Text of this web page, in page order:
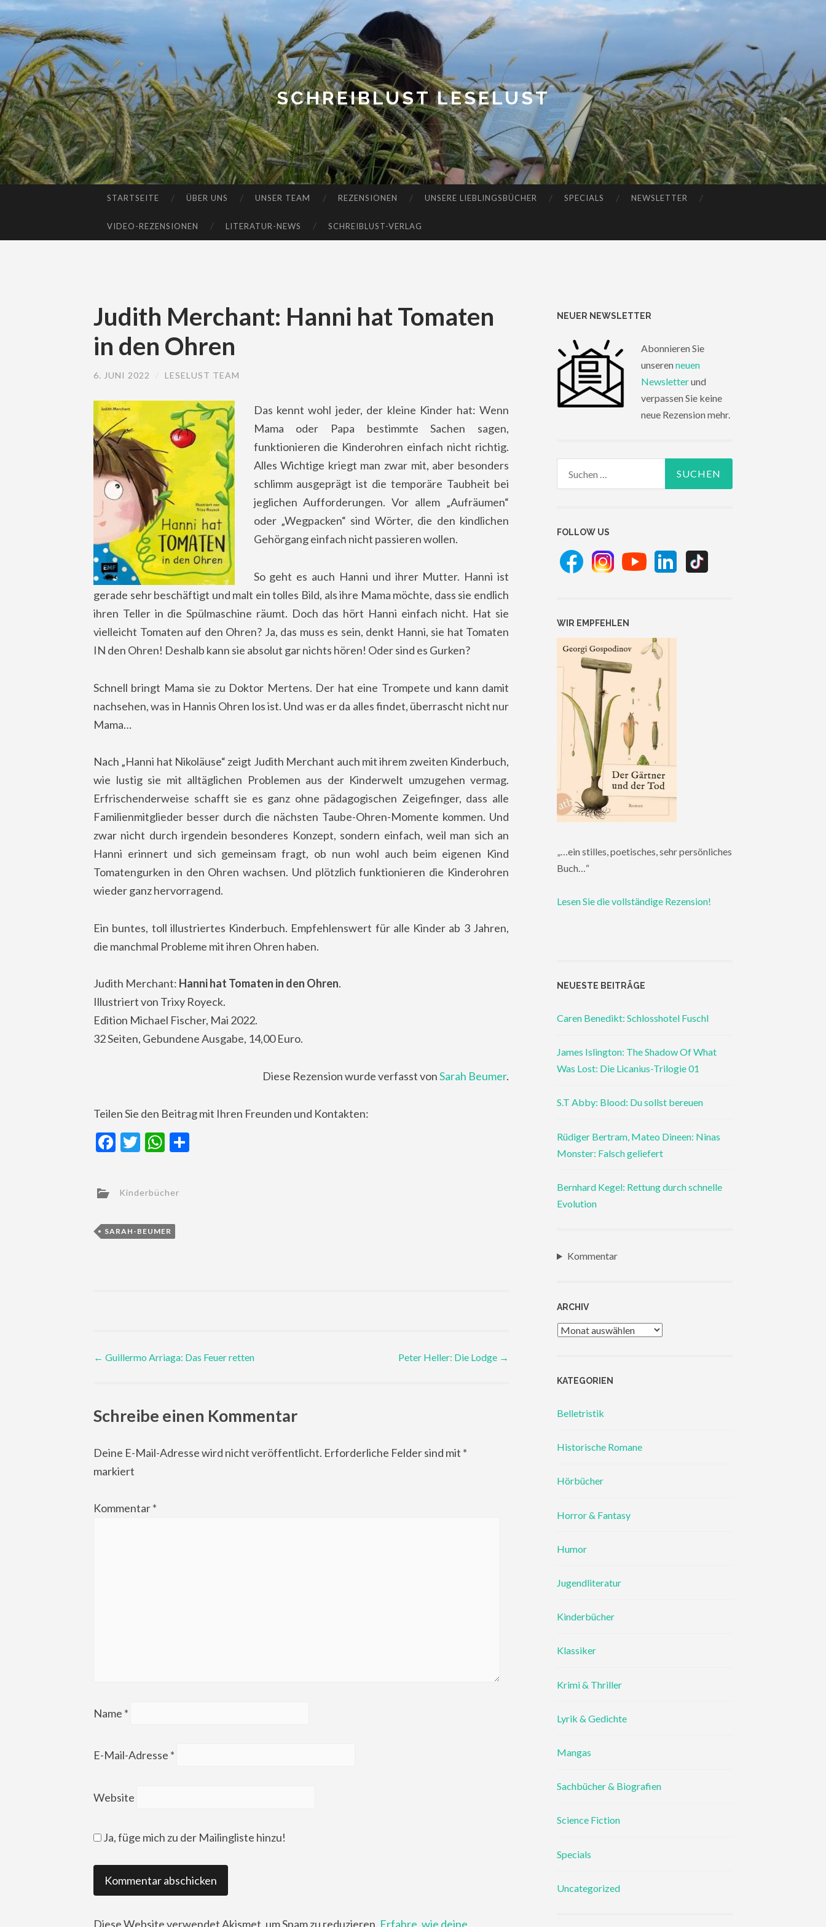
SCHREIBLUST LESELUST
STARTSEITE ÜBER UNS UNSER TEAM REZENSIONEN UNSERE LIEBLINGSBÜCHER SPECIALS NEWSLETTER
VIDEO-REZENSIONEN LITERATUR-NEWS SCHREIBLUST-VERLAG
Judith Merchant: Hanni hat Tomaten
in den Ohren
6. JUNI 2022 LESELUST TEAM
Das kennt wohl jeder, der kleine Kinder hat: Wenn
Mama oder Papa bestimmte Sachen sagen,
funktionieren die Kinderohren einfach nicht richtig.
Alles Wichtige kriegt man zwar mit, aber besonders
schlimm ausgeprägt ist die temporäre Taubheit bei
jeglichen Aufforderungen. Vor allem „Aufräumen“
oder „Wegpacken“ sind Wörter, die den kindlichen
Gehörgang einfach nicht passieren wollen.
So geht es auch Hanni und ihrer Mutter. Hanni ist
gerade sehr beschäftigt und malt ein tolles Bild, als ihre Mama möchte, dass sie endlich
ihren Teller in die Spülmaschine räumt. Doch das hört Hanni einfach nicht. Hat sie
vielleicht Tomaten auf den Ohren? Ja, das muss es sein, denkt Hanni, sie hat Tomaten
IN den Ohren! Deshalb kann sie absolut gar nichts hören! Oder sind es Gurken?
Schnell bringt Mama sie zu Doktor Mertens. Der hat eine Trompete und kann damit
nachsehen, was in Hannis Ohren los ist. Und was er da alles findet, überrascht nicht nur
Mama…
Nach „Hanni hat Nikoläuse“ zeigt Judith Merchant auch mit ihrem zweiten Kinderbuch,
wie lustig sie mit alltäglichen Problemen aus der Kinderwelt umzugehen vermag.
Erfrischenderweise schafft sie es ganz ohne pädagogischen Zeigefinger, dass alle
Familienmitglieder besser durch die nächsten Taube-Ohren-Momente kommen. Und
zwar nicht durch irgendein besonderes Konzept, sondern einfach, weil man sich an
Hanni erinnert und sich gemeinsam fragt, ob nun wohl auch beim eigenen Kind
Tomatengurken in den Ohren wachsen. Und plötzlich funktionieren die Kinderohren
wieder ganz hervorragend.
Ein buntes, toll illustriertes Kinderbuch. Empfehlenswert für alle Kinder ab 3 Jahren,
die manchmal Probleme mit ihren Ohren haben.
Judith Merchant: Hanni hat Tomaten in den Ohren.
Illustriert von Trixy Royeck.
Edition Michael Fischer, Mai 2022.
32 Seiten, Gebundene Ausgabe, 14,00 Euro.
Diese Rezension wurde verfasst vonSarah Beumer.
Teilen Sie den Beitrag mit Ihren Freunden und Kontakten:
Facebook
TwitterWhatsApp
Kinderbücher
SARAH-BEUMER
Post
← Guillermo Arriaga: Das Feuer retten Peter Heller: Die Lodge →
Schreibe einen Kommentar
Deine E-Mail-Adresse wird nicht veröffentlicht. Erforderliche Felder sind mit *
markiert
Kommentar*
Name *
E-Mail-Adresse *
Website
Ja, füge mich zu der Mailingliste hinzu!
Diese Website verwendet Akismet, um Spam zu reduzieren. Erfahre, wie deine
NEUER NEWSLETTER
Abonnieren Sie
unserenneuen
Newsletterund
verpassen Sie keine
neue Rezension mehr.
FOLLOW US
WIR EMPFEHLEN
„…ein stilles, poetisches, sehr persönliches
Buch…“
Lesen Sie die vollständige Rezension!
NEUESTE BEITRÄGE
Caren Benedikt: Schlosshotel Fuschl
James Islington: The Shadow Of What
Was Lost: Die Licanius-Trilogie 01
S.T Abby: Blood: Du sollst bereuen
Rüdiger Bertram, Mateo Dineen: Ninas
Monster: Falsch geliefert
Bernhard Kegel: Rettung durch schnelle
Evolution
Kommentar
ARCHIV
Archiv
KATEGORIEN
Belletristik
Historische Romane
Hörbücher
Horror & Fantasy
Humor
Jugendliteratur
Kinderbücher
Klassiker
Krimi & Thriller
Lyrik & Gedichte
Mangas
Sachbücher & Biografien
Science Fiction
Specials
Uncategorized